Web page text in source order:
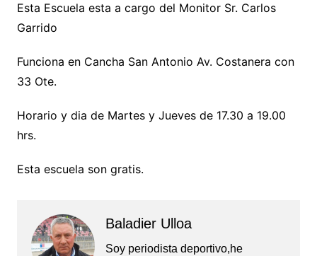
Esta Escuela esta a cargo del Monitor Sr. Carlos
Garrido
Funciona en Cancha San Antonio Av. Costanera con
33 Ote.
Horario y dia de Martes y Jueves de 17.30 a 19.00
hrs.
Esta escuela son gratis.
Baladier Ulloa
Soy periodista deportivo,he